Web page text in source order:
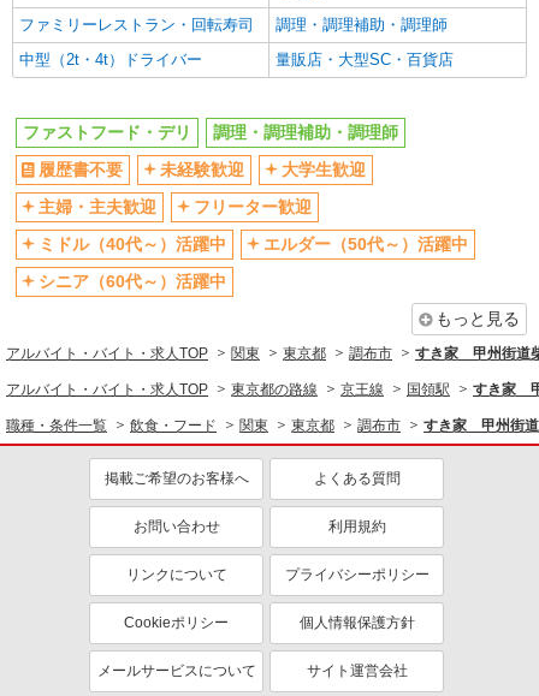
高収入・高額
同じ職種から求人を探す
ファストフード・デリ
調理・調理補助・調理師
同じ特徴から求人を探す
未経験歓迎
大学生歓迎
ミドル（40代～）活躍中
週2～3日勤務OK
短時間勤務（1日4h以内）OK
交通費支給
社会保険あり
まかない・食事補助
社員登用あり
ファミリーレストラン・回転寿司
調理・調理補助・調理師
中型（2t・4t）ドライバー
量販店・大型SC・百貨店
ファストフード・デリ
調理・調理補助・調理師
履歴書不要
未経験歓迎
大学生歓迎
主婦・主夫歓迎
フリーター歓迎
ミドル（40代～）活躍中
エルダー（50代～）活躍中
シニア（60代～）活躍中
もっと見る
アルバイト・バイト・求人TOP 関東 東京都 調布市 すき家 甲州街道
アルバイト・バイト・求人TOP 東京都の路線 京王線 国領駅 すき家
職種・条件一覧 飲食・フード 関東 東京都 調布市 すき家 甲州街道
掲載ご希望のお客様へ よくある質問
お問い合わせ 利用規約
リンクについて プライバシーポリシー
Cookieポリシー 個人情報保護方針
メールサービスについて サイト運営会社